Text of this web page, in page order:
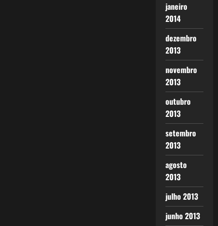
janeiro
2014
dezembro
2013
novembro
2013
outubro
2013
setembro
2013
agosto
2013
julho 2013
junho 2013